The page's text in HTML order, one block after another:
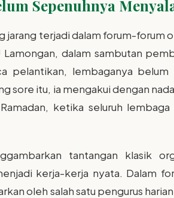
Sepenuhnya
jarang terjadi dalam forum-forum
dalam sambutan
pelantikan, lembaganya belum
sore itu, ia mengakui dengan
ketika seluruh
tantangan klasik
kerja-kerja nyata. Dalam
oleh salah satu pengurus